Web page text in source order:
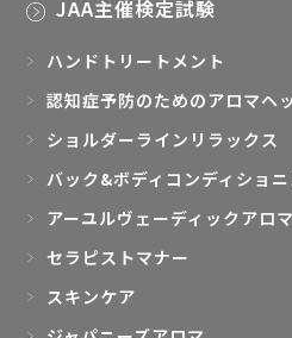
ハンドトリートメント
認知症予防のためのアロマヘ
ショルダーラインリラックス
バック&ボディコンディショニ
アーユルヴェーディックアロマ
セラピストマナー
スキンケア
ジャパニーズアロマ